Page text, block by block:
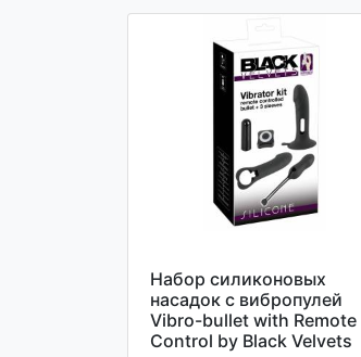
Набор силиконовых
насадок с вибропулей
Vibro-bullet with Remote
Control by Black Velvets